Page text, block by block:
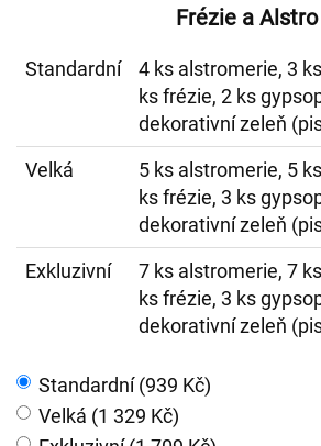
Frézie a Alstro
Standardní
4 ks alstromerie, 3
ks frézie, 2 ks
dekorativní zeleň
Velká
5 ks alstromerie, 5
ks frézie, 3 ks
dekorativní zeleň
Exkluzivní
7 ks alstromerie, 7
ks frézie, 3 ks
dekorativní zeleň
Standardní (939 Kč)
Velká (1 329 Kč)